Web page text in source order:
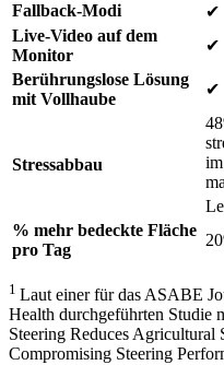
Fallback-Modi
✔
Live-Video auf dem
Monitor
✔
Berührungslose Lösung
mit Vollhaube
✔
Stressabbau
% mehr bedeckte Fläche
pro Tag
1 Laut einer für das ASABE
Health durchgeführten Studie
Steering Reduces Agricultural
Compromising Steering